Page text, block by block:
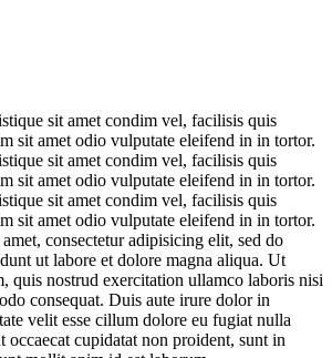
sit amet condim vel, facilisis quis
sit amet odio vulputate eleifend in in tortor.
sit amet condim vel, facilisis quis
sit amet odio vulputate eleifend in in tortor.
sit amet condim vel, facilisis quis
sit amet odio vulputate eleifend in in tortor.
consectetur adipisicing elit, sed do
ut labore et dolore magna aliqua. Ut
quis nostrud exercitation ullamco laboris nisi
consequat. Duis aute irure dolor in
velit esse cillum dolore eu fugiat nulla
occaecat cupidatat non proident, sunt in